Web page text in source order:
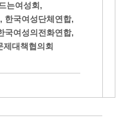
는여성회,
한국여성단체연합,
국여성의전화연합,
제대책협의회